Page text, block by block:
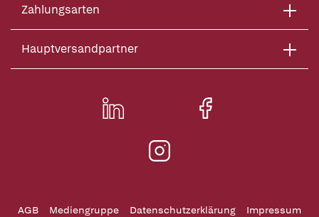
Zahlungsarten
Hauptversandpartner
AGB Mediengruppe Datenschutzerklärung
Impressum